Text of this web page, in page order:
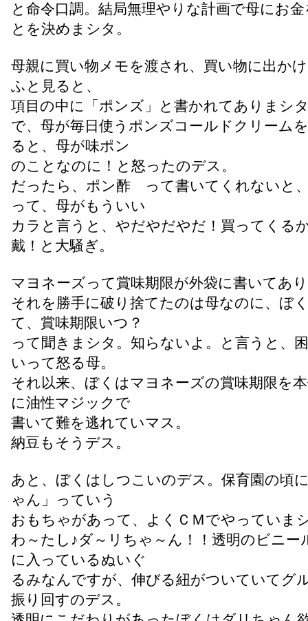
と命令口調。結局無理やりな計画で母にお
とを決めまシタ。
母親に買い物メモを渡され、買い物に出か
ふと見ると、
項目の中に「ポンズ」と書かれてありまシ
で、母が毎日使うポンズコールドクリーム
ると、母が味ポン
のことなのに！と怒ったのデス。
だったら、ポン酢 って書いてくれないと
って、母がもういい
カラと言うと、やだやだやだ！買ってくる
戴！と大騒ぎ。
マヨネーズって賞味期限が外袋に書いてあ
それを勝手に破り捨てたのは母なのに、ぼ
て、賞味期限いつ？
って聞きまシタ。知らないよ。と言うと、
いって怒る母。
それ以来、ぼくはマヨネーズの賞味期限を
に油性マジックで
書いて難を逃れていマス。
納豆もそうデス。
あと、ぼくはしつこいのデス。保育園の頃
ゃん」っていう
おもちゃがあって、よくＣＭでやっていま
わ～たし♪ダ～リちゃ～ん！！透明のビニー
に入っているぬいぐ
るみなんですが、伸びる紐がついていてグ
振り回すのデス。